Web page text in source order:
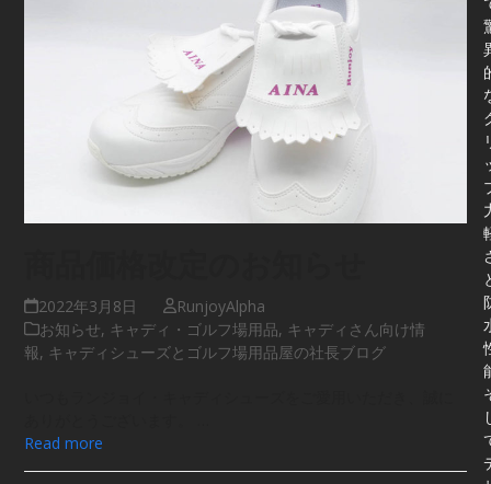
2022年3月8日
RunjoyAlpha
お知らせ, キャディ・ゴルフ場用品, キャディさん向け情
報, キャディシューズとゴルフ場用品屋の社長ブログ
Read more